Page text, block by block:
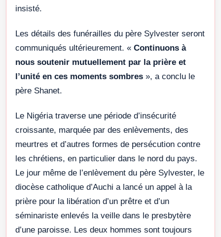
insisté.
Les détails des funérailles du père Sylvester seront
communiqués ultérieurement. « Continuons à
nous soutenir mutuellement par la prière et
l’unité en ces moments sombres », a conclu le
père Shanet.
Le Nigéria traverse une période d’insécurité
croissante, marquée par des enlèvements, des
meurtres et d’autres formes de persécution contre
les chrétiens, en particulier dans le nord du pays.
Le jour même de l’enlèvement du père Sylvester, le
diocèse catholique d’Auchi a lancé un appel à la
prière pour la libération d’un prêtre et d’un
séminariste enlevés la veille dans le presbytère
d’une paroisse. Les deux hommes sont toujours